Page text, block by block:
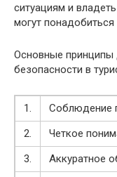
ситуациям и
могут понадобиться
Основные принципы
безопасности в
1.
Соблюдение
2.
Четкое
3.
Аккуратное